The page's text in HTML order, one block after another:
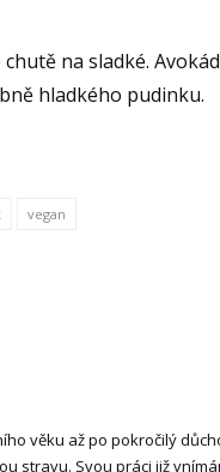
na sladké.
hladkého pudinku.
vegan
věku až po pokročilý
stravu. Svou práci již